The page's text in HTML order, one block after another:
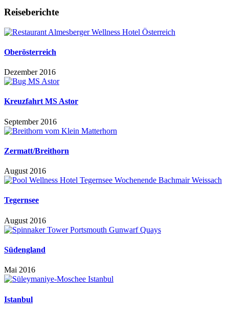
Reiseberichte
Oberösterreich
Dezember 2016
Kreuzfahrt MS Astor
September 2016
Zermatt/Breithorn
August 2016
Tegernsee
August 2016
Südengland
Mai 2016
Istanbul